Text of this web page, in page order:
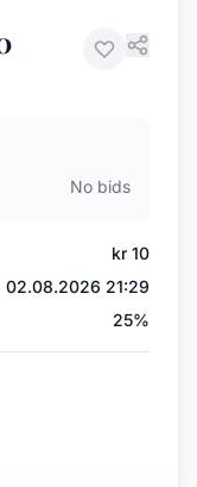
No bids
kr 10
02.08.2026 21:29
25%